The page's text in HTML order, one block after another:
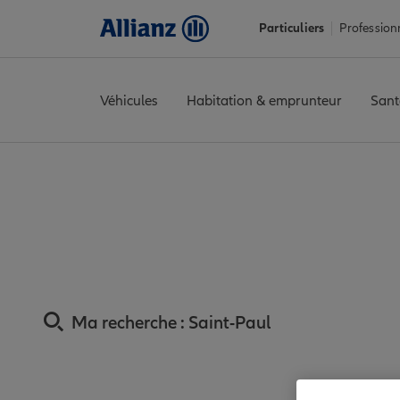
Particuliers
Véhicules Habitation & emprunteur
Ma recherche : Saint-Paul